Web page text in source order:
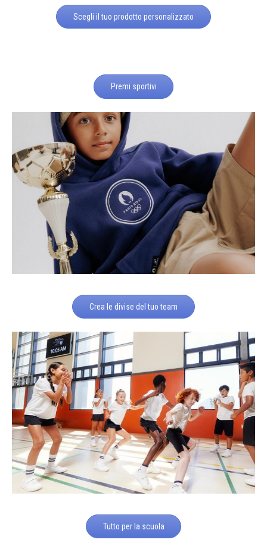
Scegli il tuo prodotto personalizzato
Premi sportivi
Crea le divise del tuo team
Tutto per la scuola